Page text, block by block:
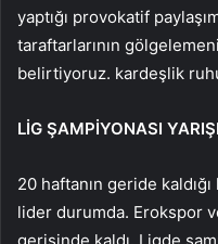
yaptığı provokatif
taraftarlarının
belirtiyoruz. kardeşlik
LİG ŞAMPİYONASI YARIŞI
20 haftanın geride
lider durumda. Erokspor
gerisinde kaldı. Ligde